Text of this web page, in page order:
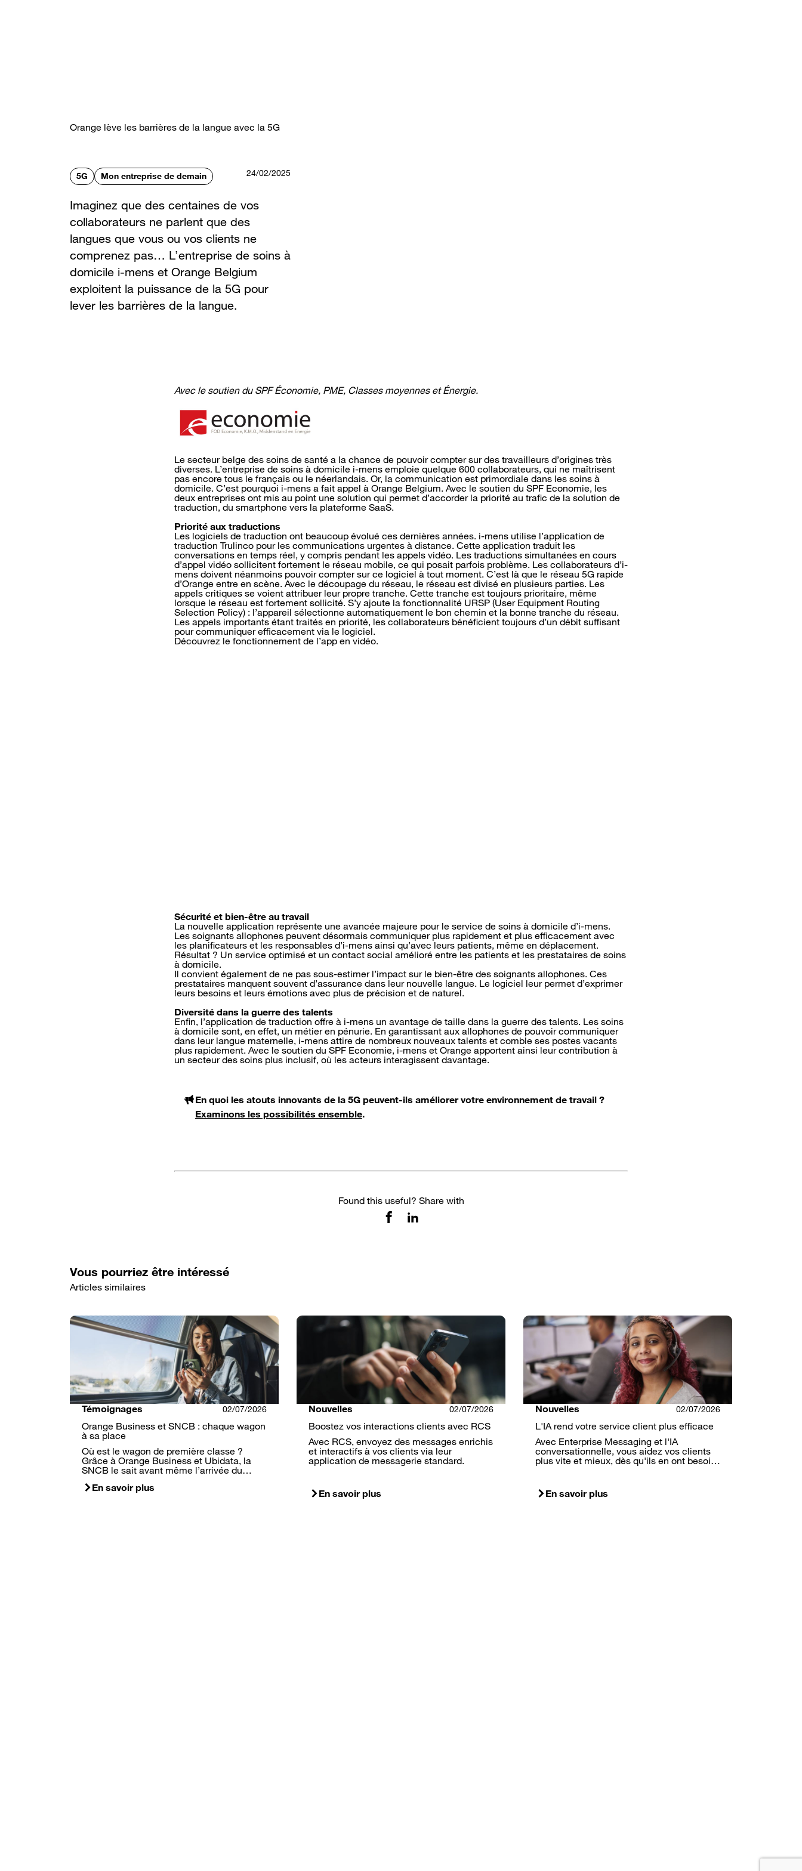
Orange lève les barrières de la langue avec la 5G
5G Mon entreprise de demain 24/02/2025
Imaginez que des centaines de vos
collaborateurs ne parlent que des
langues que vous ou vos clients ne
comprenez pas… L’entreprise de soins à
domicile i-mens et Orange Belgium
exploitent la puissance de la 5G pour
lever les barrières de la langue.
Avec le soutien du SPF Économie, PME, Classes moyennes et Énergie.
Le secteur belge des soins de santé a la chance de pouvoir compter sur des travailleurs d’origines très
diverses. L’entreprise de soins à domicile i-mens emploie quelque 600 collaborateurs, qui ne maîtrisent
pas encore tous le français ou le néerlandais. Or, la communication est primordiale dans les soins à
domicile. C’est pourquoi i-mens a fait appel à Orange Belgium. Avec le soutien du SPF Economie, les
deux entreprises ont mis au point une solution qui permet d’accorder la priorité au trafic de la solution de
traduction, du smartphone vers la plateforme SaaS.
Priorité aux traductions
Les logiciels de traduction ont beaucoup évolué ces dernières années. i-mens utilise l’application de
traduction Trulinco pour les communications urgentes à distance. Cette application traduit les
conversations en temps réel, y compris pendant les appels vidéo. Les traductions simultanées en cours
d’appel vidéo sollicitent fortement le réseau mobile, ce qui posait parfois problème. Les collaborateurs d’i-
mens doivent néanmoins pouvoir compter sur ce logiciel à tout moment. C’est là que le réseau 5G rapide
d’Orange entre en scène. Avec le découpage du réseau, le réseau est divisé en plusieurs parties. Les
appels critiques se voient attribuer leur propre tranche. Cette tranche est toujours prioritaire, même
lorsque le réseau est fortement sollicité. S’y ajoute la fonctionnalité URSP (User Equipment Routing
Selection Policy) : l’appareil sélectionne automatiquement le bon chemin et la bonne tranche du réseau.
Les appels importants étant traités en priorité, les collaborateurs bénéficient toujours d’un débit suffisant
pour communiquer efficacement via le logiciel.
Découvrez le fonctionnement de l’app en vidéo.
Sécurité et bien-être au travail
La nouvelle application représente une avancée majeure pour le service de soins à domicile d’i-mens.
Les soignants allophones peuvent désormais communiquer plus rapidement et plus efficacement avec
les planificateurs et les responsables d’i-mens ainsi qu’avec leurs patients, même en déplacement.
Résultat ? Un service optimisé et un contact social amélioré entre les patients et les prestataires de soins
à domicile.
Il convient également de ne pas sous-estimer l’impact sur le bien-être des soignants allophones. Ces
prestataires manquent souvent d’assurance dans leur nouvelle langue. Le logiciel leur permet d’exprimer
leurs besoins et leurs émotions avec plus de précision et de naturel.
Diversité dans la guerre des talents
Enfin, l’application de traduction offre à i-mens un avantage de taille dans la guerre des talents. Les soins
à domicile sont, en effet, un métier en pénurie. En garantissant aux allophones de pouvoir communiquer
dans leur langue maternelle, i-mens attire de nombreux nouveaux talents et comble ses postes vacants
plus rapidement. Avec le soutien du SPF Economie, i-mens et Orange apportent ainsi leur contribution à
un secteur des soins plus inclusif, où les acteurs interagissent davantage.
En quoi les atouts innovants de la 5G peuvent-ils améliorer votre environnement de travail ?
Examinons les possibilités ensemble.
Found this useful? Share with
Vous pourriez être intéressé
Articles similaires
Témoignages 02/07/2026
Orange Business et SNCB : chaque wagon
à sa place
Où est le wagon de première classe ?
Grâce à Orange Business et Ubidata, la
SNCB le sait avant même l’arrivée du…
En savoir plus
Nouvelles 02/07/2026
Boostez vos interactions clients avec RCS
Avec RCS, envoyez des messages enrichis
et interactifs à vos clients via leur
application de messagerie standard.
En savoir plus
Nouvelles 02/07/2026
L'IA rend votre service client plus efficace
Avec Enterprise Messaging et l'IA
conversationnelle, vous aidez vos clients
plus vite et mieux, dès qu'ils en ont besoi…
En savoir plus